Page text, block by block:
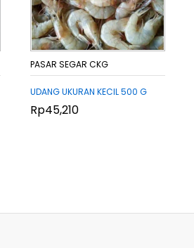
PASAR SEGAR CKG
UDANG UKURAN KECIL 500 G
Rp45,210
Rp45,210